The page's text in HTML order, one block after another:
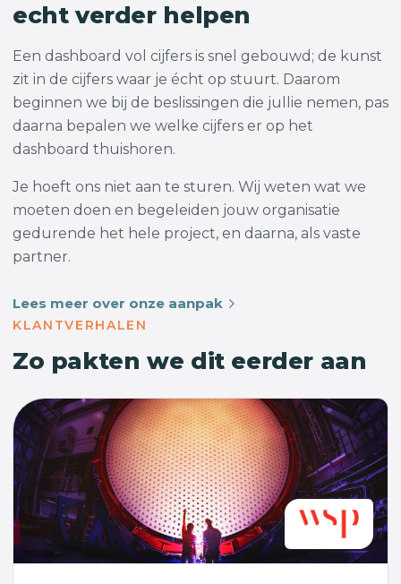
echt verder helpen
Een dashboard vol cijfers is snel gebouwd; de kunst
zit in de cijfers waar je écht op stuurt. Daarom
beginnen we bij de beslissingen die jullie nemen, pas
daarna bepalen we welke cijfers er op het
dashboard thuishoren.
Je hoeft ons niet aan te sturen. Wij weten wat we
moeten doen en begeleiden jouw organisatie
gedurende het hele project, en daarna, als vaste
partner.
Lees meer over onze aanpak
KLANTVERHALEN
Zo pakten we dit eerder aan